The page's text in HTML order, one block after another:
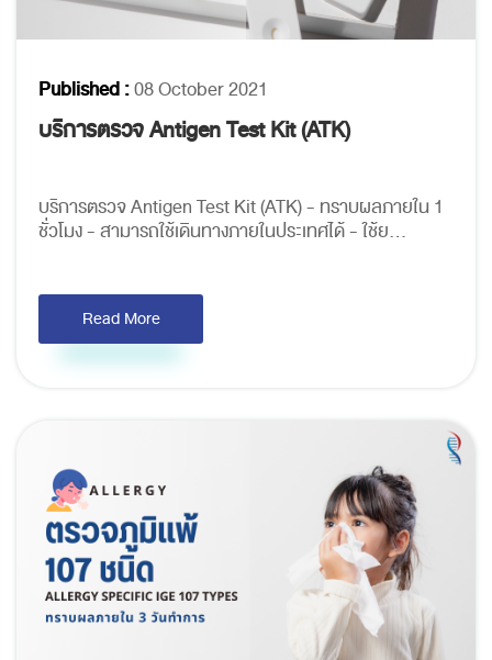
Published :08 October 2021
บริการตรวจ Antigen Test Kit (ATK)
บริการตรวจ Antigen Test Kit (ATK) - ทราบผลภายใน 1
ชั่วโมง - สามารถใช้เดินทางภายในประเทศได้ - ใช้ย...
Read More